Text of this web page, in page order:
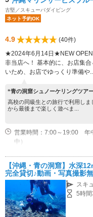
古堅／スキューバダイビング
ネット予約OK
4.9
(40件)
★2024年6月14日★NEW OPEN
非当店へ！ 基本的に、お店集
いため、お店でゆっくり準備や
“青の洞窟シュノーケリングツア
高校の同級生との旅行で利用し
から最後まで楽しく遊べま...
営業時間：7:00～19:00 年
中）
【沖縄・青の洞窟】水深
完全貸切♪動画・写真撮影
スキ
5時